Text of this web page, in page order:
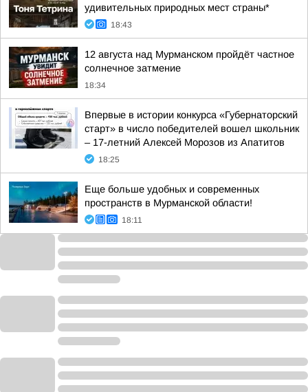
удивительных природных мест страны*
18:43
12 августа над Мурманском пройдёт частное
солнечное затмение
18:34
Впервые в истории конкурса «Губернаторский
старт» в число победителей вошел школьник
– 17-летний Алексей Морозов из Апатитов
18:25
Еще больше удобных и современных
пространств в Мурманской области!
18:11